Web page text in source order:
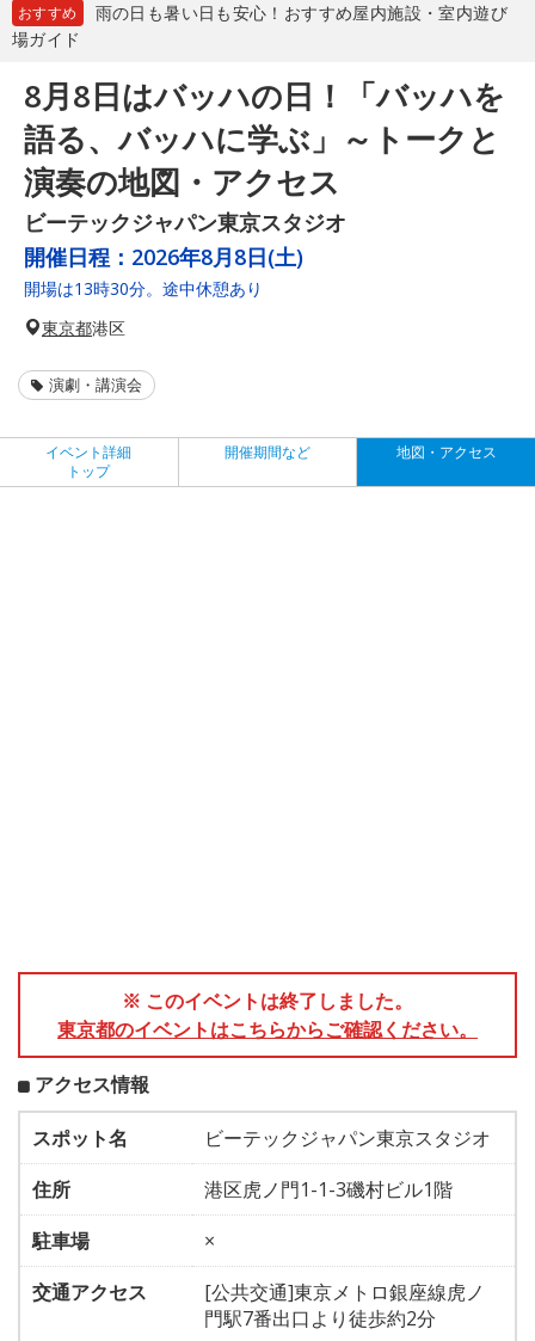
おすすめ
雨の日も暑い日も安心！おすすめ屋内施設・室内遊び
場ガイド
8月8日はバッハの日！「バッハを
語る、バッハに学ぶ」～トークと
演奏の地図・アクセス
ビーテックジャパン東京スタジオ
開催日程： 2026年8月8日(土)
開場は13時30分。途中休憩あり
東京都港区
演劇・講演会
イベント詳細
トップ
開催期間など 地図・アクセス
※ このイベントは終了しました。
東京都のイベントはこちらからご確認ください。
アクセス情報
スポット名
ビーテックジャパン東京スタジオ
住所
港区虎ノ門1-1-3磯村ビル1階
駐車場
×
交通アクセス
[公共交通]東京メトロ銀座線虎ノ
門駅7番出口より徒歩約2分